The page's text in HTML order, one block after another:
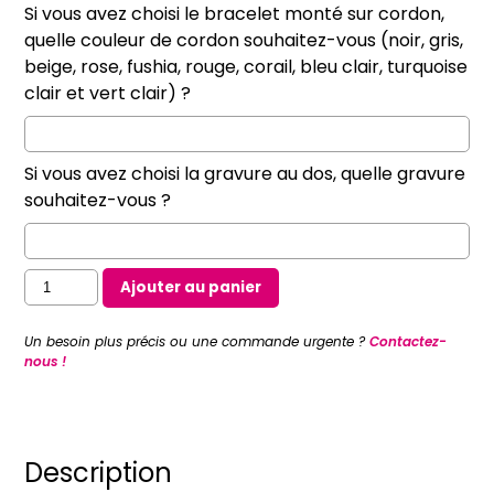
Si vous avez choisi le bracelet monté sur cordon,
quelle couleur de cordon souhaitez-vous (noir, gris,
beige, rose, fushia, rouge, corail, bleu clair, turquoise
clair et vert clair) ?
Si vous avez choisi la gravure au dos, quelle gravure
souhaitez-vous ?
quantité
de
Bracelet
médaille
Colombe
Ajouter au panier
Un besoin plus précis ou une commande urgente ?Contactez-
nous !
Description